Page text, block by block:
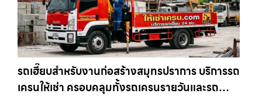
รถเฮี๊ยบสำหรับงานก่อสร้างสมุทรปราการ บริการรถ
เครนให้เช่า ครอบคลุมทั้งรถเครนรายวันและรถ